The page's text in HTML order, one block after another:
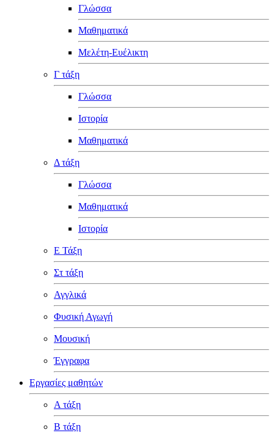
Γλώσσα
Μαθηματικά
Μελέτη-Ευέλικτη
Γ τάξη
Γλώσσα
Ιστορία
Μαθηματικά
Δ τάξη
Γλώσσα
Μαθηματικά
Ιστορία
Ε Τάξη
Στ τάξη
Αγγλικά
Φυσική Αγωγή
Μουσική
Έγγραφα
Εργασίες μαθητών
Α τάξη
Β τάξη